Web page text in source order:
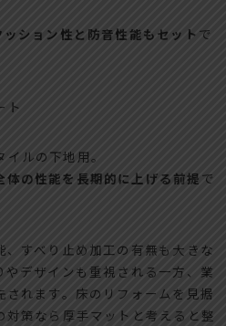
ッション性と防音性能もセット で
ト
ルの下地用。
体の性能を長期的に上げる前提 で
すべり止め加工の有無も大きな
デザインも重視される一方、業
されます。床のリフォームを見据
対策なら厚手マットと考えると整